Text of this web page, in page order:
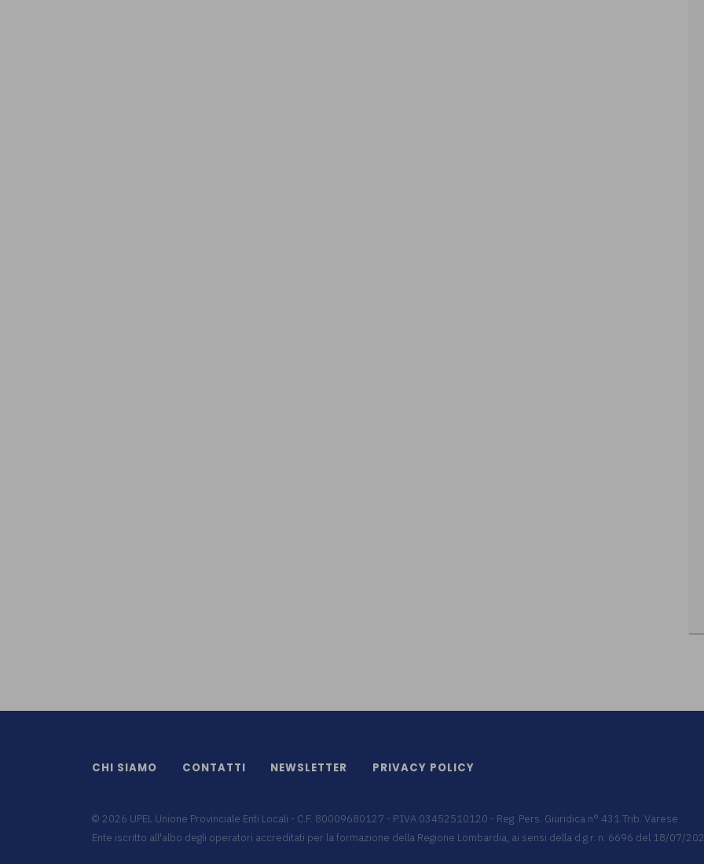
CHI SIAMO CONTATTI NEWSLETTER PRIVACY POLICY
© 2026 UPEL Unione Provinciale Enti Locali - C.F. 80009680127 - P.IVA 03452510120 - Reg. Pers. Giuridica n° 431 Trib. Varese
Ente iscritto all'albo degli operatori accreditati per la formazione della Regione Lombardia, ai sensi della d.g.r. n. 6696 del 18/07/